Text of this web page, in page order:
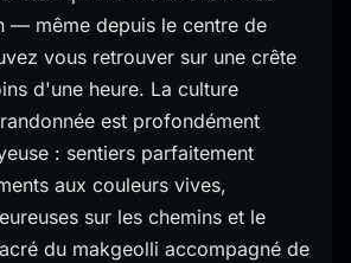
— même depuis le centre de
vous retrouver sur une crête
d'une heure. La culture
est profondément
: sentiers parfaitement
aux couleurs vives,
sur les chemins et le
du makgeolli accompagné de